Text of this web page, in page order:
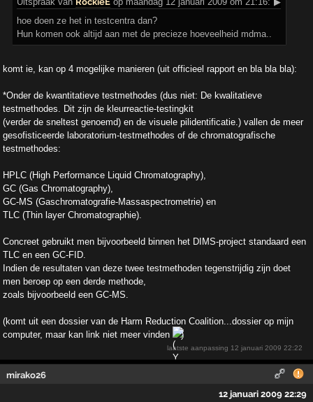
hoe doen ze het in testcentra dan?
Hun komen ook altijd aan met de precieze hoeveelheid mdma..
komt ie, kan op 4 mogelijke manieren (uit officieel rapport en bla bla bla):
*Onder de kwantitatieve testmethodes (dus niet: De kwalitatieve
testmethodes. Dit zijn de kleurreactie-testingkit
(verder de sneltest genoemd) en de visuele pilidentificatie.) vallen de meer
gesofisticeerde laboratorium-testmethodes of de chromatografische
testmethodes:
HPLC (High Performance Liquid Chromatography),
GC (Gas Chromatography),
GC-MS (Gaschromatografie-Massaspectrometrie) en
TLC (Thin layer Chromatographie).
Concreet gebruikt men bijvoorbeeld binnen het DIMS-project standaard een
TLC en een GC-FID.
Indien de resultaten van deze twee testmethoden tegenstrijdig zijn doet
men beroep op een derde methode,
zoals bijvoorbeeld een GC-MS.
(komt uit een dossier van de Harm Reduction Coalition...dossier op mijn
computer, maar kan link niet meer vinden
)
laatste aanpassing 12 januari 2009 22:22
mirako26
12 januari 2009 22:29